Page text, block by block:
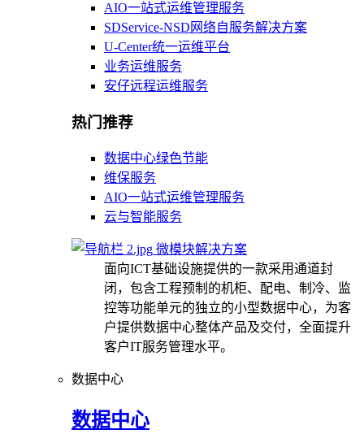
AIO一站式运维管理服务
SDService-NSD网络自服务解决方案
U-Center统一运维平台
业务运维服务
安仔远程运维服务
热门推荐
数据中心绿色节能
维保服务
AIO一站式运维管理服务
云与智能服务
微模块解决方案
面向ICT基础设施提供的一款采用通道封
闭，包含工程预制的机柜、配电、制冷、监
控等功能单元的独立的小型数据中心，为客
户提供数据中心整体产品及交付，全面提升
客户IT服务管理水平。
数据中心
数据中心